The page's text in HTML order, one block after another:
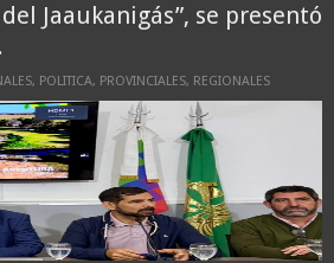
Jaaukanigás”, se presentó
, POLITICA, PROVINCIALES, REGIONALES